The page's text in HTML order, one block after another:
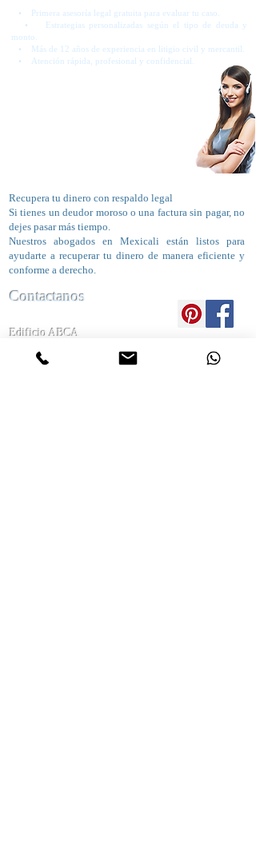
• Primera asesoría legal gratuita para evaluar tu caso.
• Estrategias personalizadas según el tipo de deuda y
monto.
• Más de 12 años de experiencia en litigio civil y mercantil.
• Atención rápida, profesional y confidencial.
Recupera tu dinero con respaldo legal
Si tienes un deudor moroso o una factura sin pagar, no
dejes pasar más tiempo.
Nuestros abogados en Mexicali están listos para
ayudarte a recuperar tu dinero de manera eficiente y
conforme a derecho.
Contactanos
Edificio ABCA
Calle "A" #335 Segunda Seccion
Zona Centro 21110, Mexicali, Baja California